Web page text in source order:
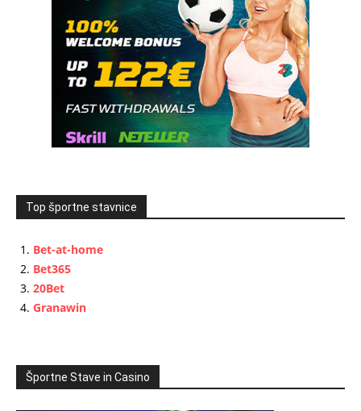
Top športne stavnice
Bet-at-home
Bet365
20Bet
Granawin
Športne Stave in Casino